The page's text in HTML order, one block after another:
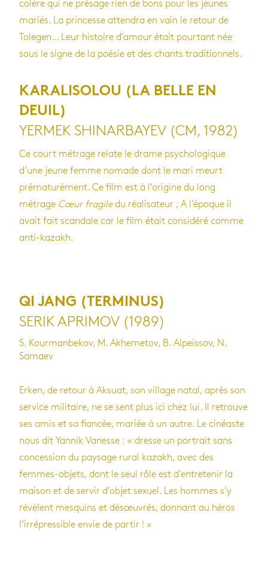
colère qui ne présage rien de bons pour les jeunes
mariés. La princesse attendra en vain le retour de
Tolegen… Leur histoire d’amour était pourtant née
sous le signe de la poésie et des chants traditionnels.
KARALISOLOU (LA BELLE EN
DEUIL)
YERMEK SHINARBAYEV (CM, 1982)
Ce court métrage relate le drame psychologique
d’une jeune femme nomade dont le mari meurt
prématurément. Ce film est à l’origine du long
métrage Cœur fragiledu réalisateur ; A l’époque il
avait fait scandale car le film était considéré comme
anti-kazakh.
QI JANG (TERMINUS)
SERIK APRIMOV (1989)
S. Kourmanbekov, M. Akhemetov, B. Alpeissov, N.
Samaev
Erken, de retour à Aksuat, son village natal, après son
service militaire, ne se sent plus ici chez lui. Il retrouve
ses amis et sa fiancée, mariée à un autre. Le cinéaste
nous dit Yannik Vanesse : « dresse un portrait sans
concession du paysage rural kazakh, avec des
femmes-objets, dont le seul rôle est d’entretenir la
maison et de servir d’objet sexuel. Les hommes s’y
révèlent mesquins et désœuvrés, donnant au héros
l’irrépressible envie de partir ! »